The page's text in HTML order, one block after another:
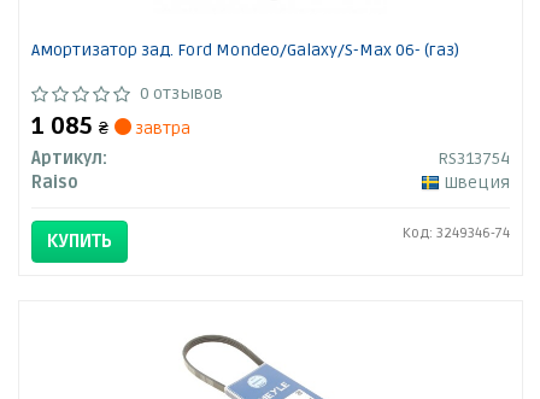
Амортизатор зад. Ford Mondeo/Galaxy/S-Max 06- (газ)
0 отзывов
1 085 ₴
завтра
Артикул:
RS313754
Raiso
Швеция
КУПИТЬ Код: 3249346-74